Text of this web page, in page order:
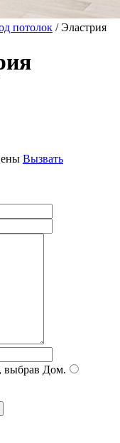
потолок / Эластрия
Вызвать
выбрав Дом.